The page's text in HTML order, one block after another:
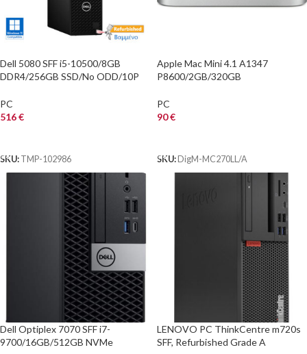
Dell 5080 SFF i5-10500/8GB
DDR4/256GB SSD/No ODD/10P
PC
516€
SKU: TMP-102986
Apple Mac Mini 4.1 A1347
P8600/2GB/320GB
PC
90€
SKU: DigM-MC270LL/A
Dell Optiplex 7070 SFF i7-
9700/16GB/512GB NVMe
LENOVO PC ThinkCentre m720s
SFF, Refurbished Grade A